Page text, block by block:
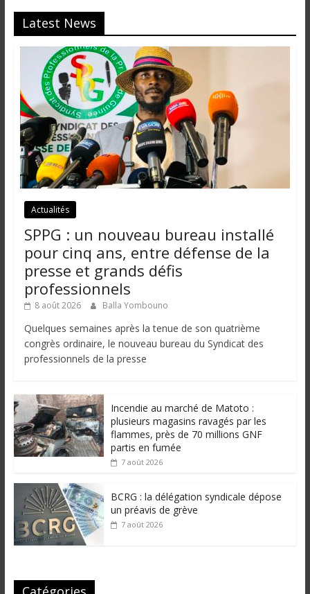
n
m
Latest News
Actualités
SPPG : un nouveau bureau installé
pour cinq ans, entre défense de la
presse et grands défis
professionnels
8 août 2026 Balla Yombouno
Quelques semaines après la tenue de son quatrième
congrès ordinaire, le nouveau bureau du Syndicat des
professionnels de la presse
Incendie au marché de Matoto :
plusieurs magasins ravagés par les
flammes, près de 70 millions GNF
partis en fumée
7 août 2026
BCRG : la délégation syndicale dépose
un préavis de grève
7 août 2026